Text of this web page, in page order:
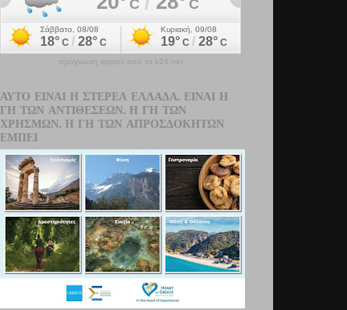
πρόγνωση καιρού από το k24.net
ΑΥΤΌ ΕΊΝΑΙ Η ΣΤΕΡΕΆ ΕΛΛΆΔΑ. ΕΊΝΑΙ Η
ΓΗ ΤΩΝ ΑΝΤΙΘΈΣΕΩΝ. Η ΓΗ ΤΩΝ
ΧΡΗΣΜΏΝ. Η ΓΗ ΤΩΝ ΑΠΡΟΣΔΌΚΗΤΩΝ
ΕΜΠΕΙ